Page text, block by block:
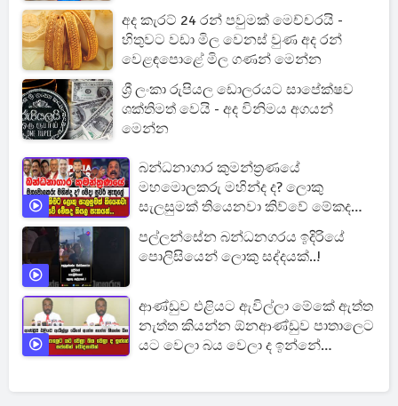
අද කැරට් 24 රන් පවුමක් මෙච්චරයි -
හිතුවට වඩා මිල වෙනස් වුණ අද රන්
වෙළඳපොළේ මිල ගණන් මෙන්න
ශ්‍රී ලංකා රුපියල ඩොලරයට සාපේක්ෂව
ශක්තිමත් වෙයි - අද විනිමය අගයන්
මෙන්න
බන්ධනාගාර කුමන්ත්‍රණයේ
මහමොලකරු මහින්ද ද? ලොකු
සැලසුමක් තියෙනවා කිව්වේ මේකද
කියල සැකයක්...
පල්ලන්සේන බන්ධනගරය ඉදිරියේ
පොලිසියෙන් ලොකු සද්දයක්..!
ආණ්ඩුව එළියට ඇවිල්ලා මේකේ ඇත්ත
නැත්ත කියන්න ඕනආණ්ඩුව පාතාලෙට
යට වෙලා බය වෙලා ද ඉන්නේ